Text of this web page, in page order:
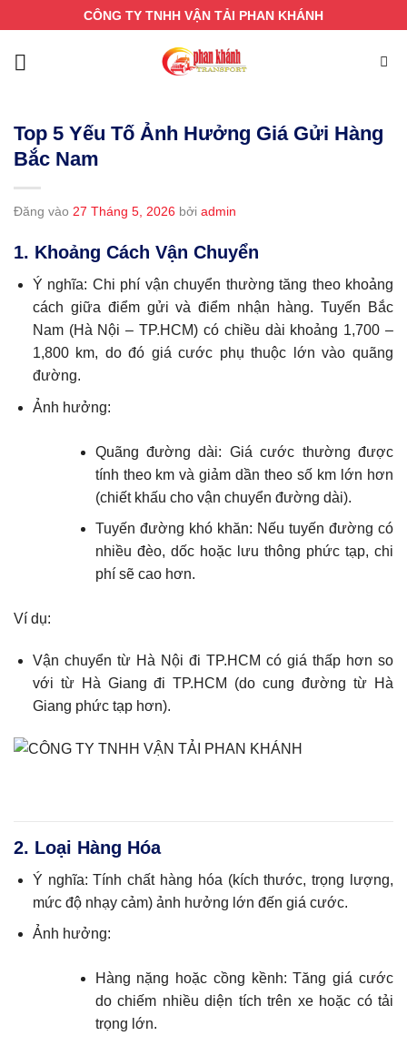
qua
nội
CÔNG TY TNHH VẬN TẢI PHAN KHÁNH
Top 5 Yếu Tố Ảnh Hưởng Giá Gửi Hàng
Bắc Nam
Đăng vào 27 Tháng 5, 2026 bởi admin
1. Khoảng Cách Vận Chuyển
Ý nghĩa: Chi phí vận chuyển thường tăng theo khoảng
cách giữa điểm gửi và điểm nhận hàng. Tuyến Bắc
Nam (Hà Nội – TP.HCM) có chiều dài khoảng 1,700 –
1,800 km, do đó giá cước phụ thuộc lớn vào quãng
đường.
Ảnh hưởng:
Quãng đường dài: Giá cước thường được
tính theo km và giảm dần theo số km lớn hơn
(chiết khấu cho vận chuyển đường dài).
Tuyến đường khó khăn: Nếu tuyến đường có
nhiều đèo, dốc hoặc lưu thông phức tạp, chi
phí sẽ cao hơn.
Ví dụ:
Vận chuyển từ Hà Nội đi TP.HCM có giá thấp hơn so
với từ Hà Giang đi TP.HCM (do cung đường từ Hà
Giang phức tạp hơn).
2. Loại Hàng Hóa
Ý nghĩa: Tính chất hàng hóa (kích thước, trọng lượng,
mức độ nhạy cảm) ảnh hưởng lớn đến giá cước.
Ảnh hưởng:
Hàng nặng hoặc cồng kềnh: Tăng giá cước
do chiếm nhiều diện tích trên xe hoặc có tải
trọng lớn.